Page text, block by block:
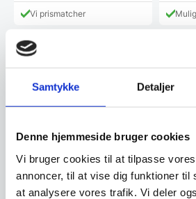
Samtykke Detaljer
Denne hjemmeside bruger cookies
Vi bruger cookies til at tilpasse
annoncer, til at vise dig funktioner til
at analysere vores trafik. Vi deler
Vi prismatcher
Hendi
Mål:
af
mm